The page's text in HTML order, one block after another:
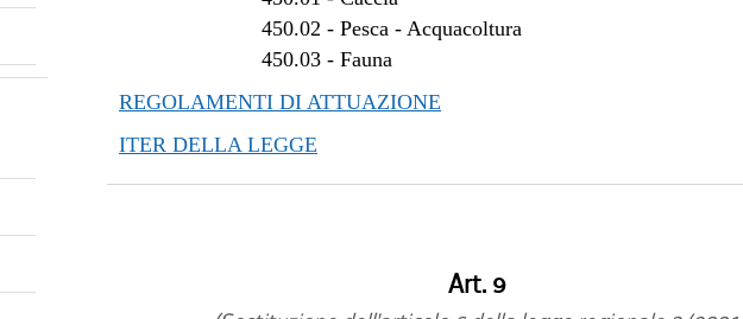
450.02 -Pesca - Acquacoltura
450.03 -Fauna
REGOLAMENTI DI ATTUAZIONE
ITER DELLA LEGGE
Art. 9